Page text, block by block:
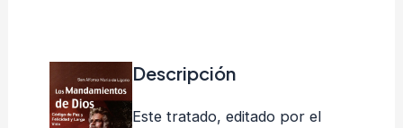
Descripción
Este tratado, editado por el